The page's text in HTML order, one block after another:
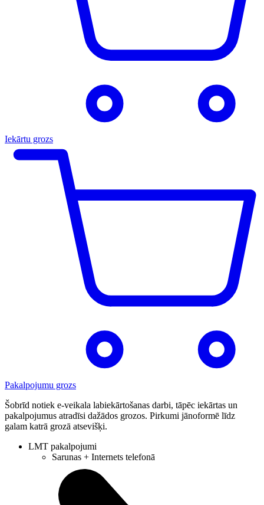
Iekārtu grozs
Pakalpojumu grozs
Šobrīd notiek e-veikala labiekārtošanas darbi, tāpēc iekārtas un
pakalpojumus atradīsi dažādos grozos. Pirkumi jānoformē līdz
galam katrā grozā atsevišķi.
LMT pakalpojumi
Sarunas + Internets telefonā